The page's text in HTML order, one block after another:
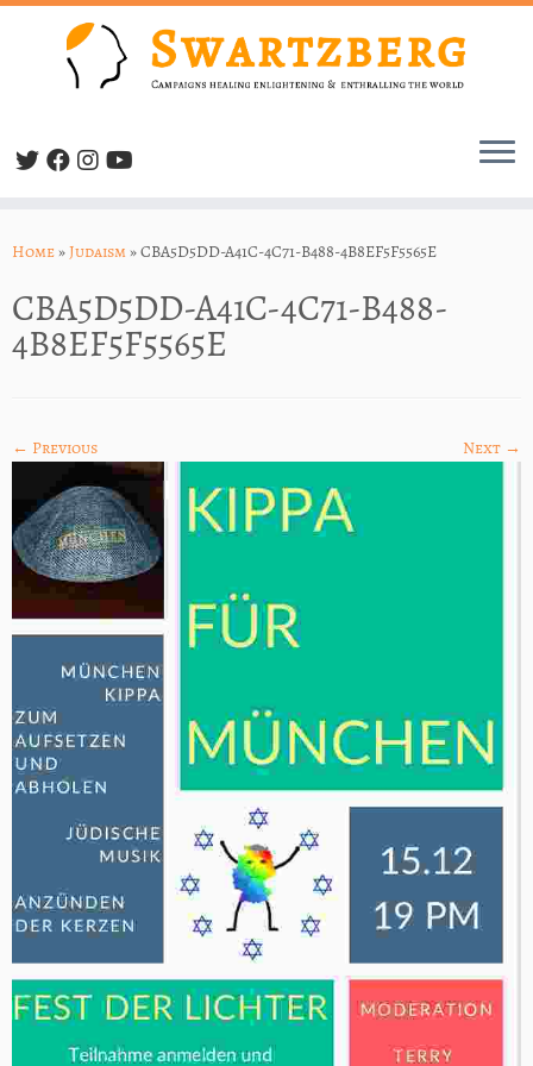
toHome»Judaism»CBA5D5DD-A41C-4C71-B488-4B8EF5F5565E
CBA5D5DD-A41C-4C71-B488-
4B8EF5F5565E
← Previous Next →